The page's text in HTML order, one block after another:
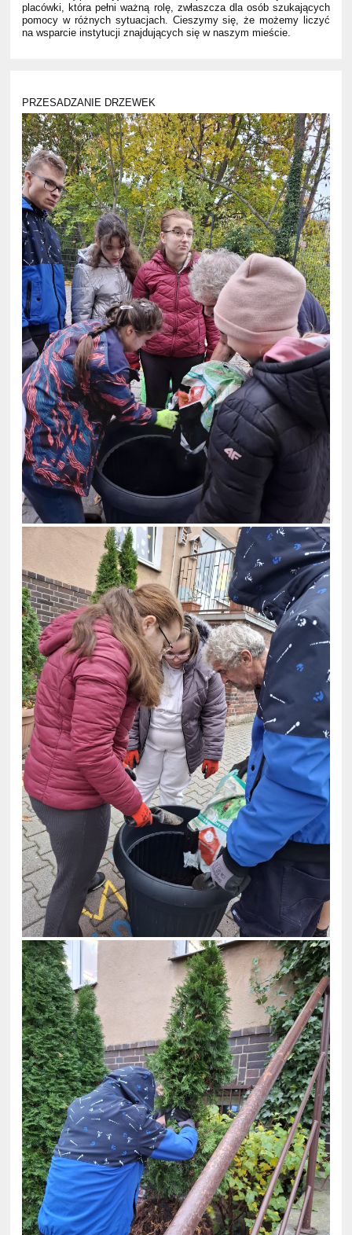
placówki, która pełni ważną rolę, zwłaszcza dla osób szukających
pomocy w różnych sytuacjach. Cieszymy się, że możemy liczyć
na wsparcie instytucji znajdujących się w naszym mieście.
PRZESADZANIE DRZEWEK